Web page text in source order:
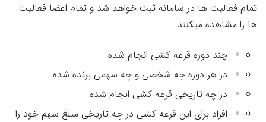
تمام فعالیت ها در سامانه ثبت خواهد شد و تمام اعضا فعالیت
ها را مشاهده میکنند
چند دوره قرعه کشی انجام شده
در هر دوره چه شخصی و چه سهمی برنده شده
در چه تاریخی قرعه کشی انجام شده
افراد برای این قرعه کشی در چه تاریخی مبلغ سهم خود را